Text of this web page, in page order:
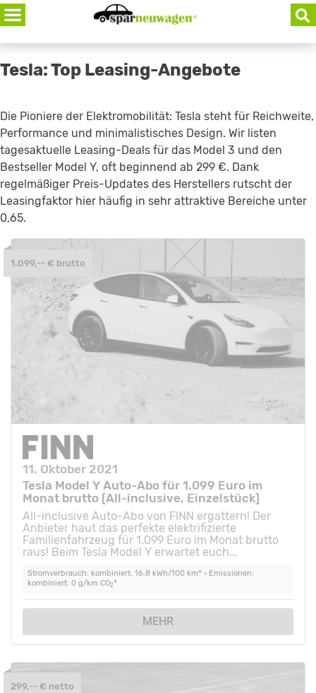
Skip
to
content
Tesla: Top Leasing-Angebote
Die Pioniere der Elektromobilität: Tesla steht für Reichweite,
Performance und minimalistisches Design. Wir listen
tagesaktuelle Leasing-Deals für das Model 3 und den
Bestseller Model Y, oft beginnend ab 299 €. Dank
regelmäßiger Preis-Updates des Herstellers rutscht der
Leasingfaktor hier häufig in sehr attraktive Bereiche unter
0,65.
11. Oktober 2021
Tesla Model Y Auto-Abo für 1.099 Euro im
Monat brutto [All-inclusive, Einzelstück]
All-inclusive Auto-Abo von FINN ergattern! Der
Anbieter haut das perfekte elektrifizierte
Familienfahrzeug für 1.099 Euro im Monat brutto
raus! Beim Tesla Model Y erwartet euch...
Stromverbrauch: kombiniert: 16,8 kWh/100 km* • Emissionen:
kombiniert: 0 g/km CO2*
MEHR
1.099,-- € brutto
299,-- € netto